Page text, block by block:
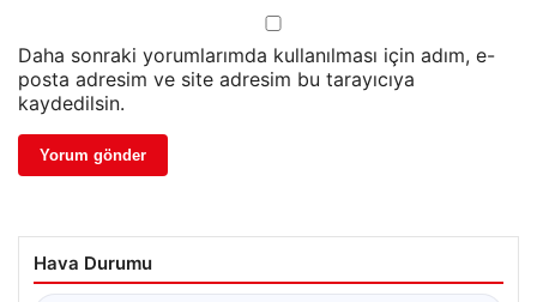
Daha sonraki yorumlarımda kullanılması için adım, e-
posta adresim ve site adresim bu tarayıcıya
kaydedilsin.
Hava Durumu